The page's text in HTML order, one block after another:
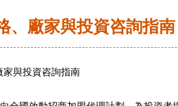
、廠家與投資咨詢指南